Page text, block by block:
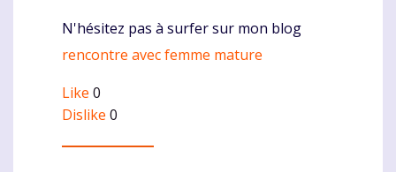
N'hésitez pas à surfer sur mon blog
rencontre avec femme mature
Like 0
Dislike 0